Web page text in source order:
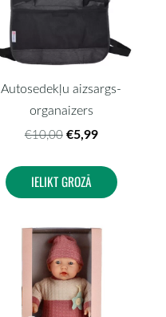
Autosedekļu aizsargs-
organaizers
€10,00 €5,99
IELIKT GROZĀ